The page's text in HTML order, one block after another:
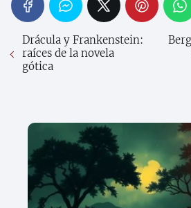
Drácula y Frankenstein:
raíces de la novela
gótica